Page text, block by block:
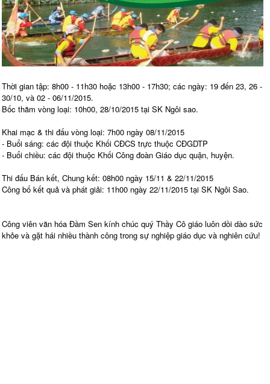
Thời gian tập: 8h00 - 11h30 hoặc 13h00 - 17h30; các ngày: 19 đến 23, 26 -
30/10, và 02 - 06/11/2015.
Bốc thăm vòng loại: 10h00, 28/10/2015 tại SK Ngôi sao.
Khai mạc & thi đấu vòng loại: 7h00 ngày 08/11/2015
- Buổi sáng: các đội thuộc Khối CĐCS trực thuộc CĐGDTP
- Buổi chiều: các đội thuộc Khối Công đoàn Giáo dục quận, huyện.
Thi đấu Bán kết, Chung kết: 08h00 ngày 15/11 & 22/11/2015
Công bố kết quả và phát giải: 11h00 ngày 22/11/2015 tại SK Ngôi Sao.
Công viên văn hóa Đầm Sen kính chúc quý Thầy Cô giáo luôn dồi dào sức
khỏe và gặt hái nhiều thành công trong sự nghiệp giáo dục và nghiên cứu!